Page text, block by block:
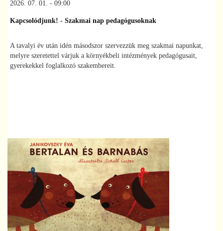
2026. 07. 01. - 09:00
Kapcsolódjunk! - Szakmai nap pedagógusoknak
A tavalyi év után idén másodszor szervezzük meg szakmai napunkat,
melyre szeretettel várjuk a környékbeli intézmények pedagógusait,
gyerekekkel foglalkozó szakembereit.